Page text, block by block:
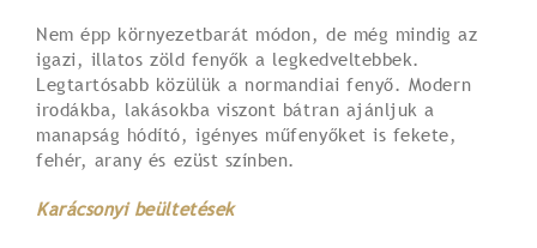
Nem épp környezetbarát módon, de még mindig az
igazi, illatos zöld fenyők a legkedveltebbek.
Legtartósabb közülük a normandiai fenyő. Modern
irodákba, lakásokba viszont bátran ajánljuk a
manapság hódító, igényes műfenyőket is fekete,
fehér, arany és ezüst színben.
Karácsonyi beültetések